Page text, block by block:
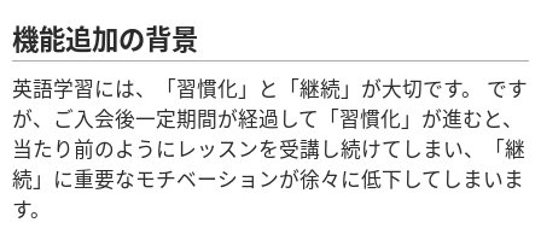
機能追加の背景
英語学習には、「習慣化」と「継続」が大切です。 です
が、ご入会後一定期間が経過して「習慣化」が進むと、
当たり前のようにレッスンを受講し続けてしまい、「継
続」に重要なモチベーションが徐々に低下してしまいま
す。